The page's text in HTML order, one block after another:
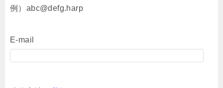
例）abc@defg.harp
E-mail